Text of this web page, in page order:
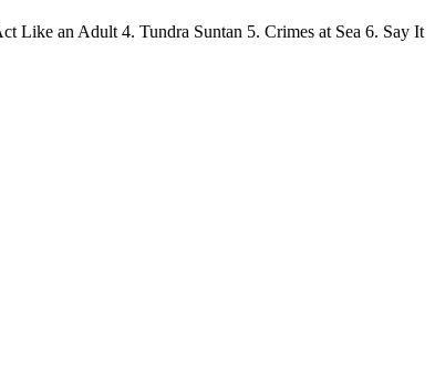
Like an Adult 4. Tundra Suntan 5. Crimes at Sea 6. Say It